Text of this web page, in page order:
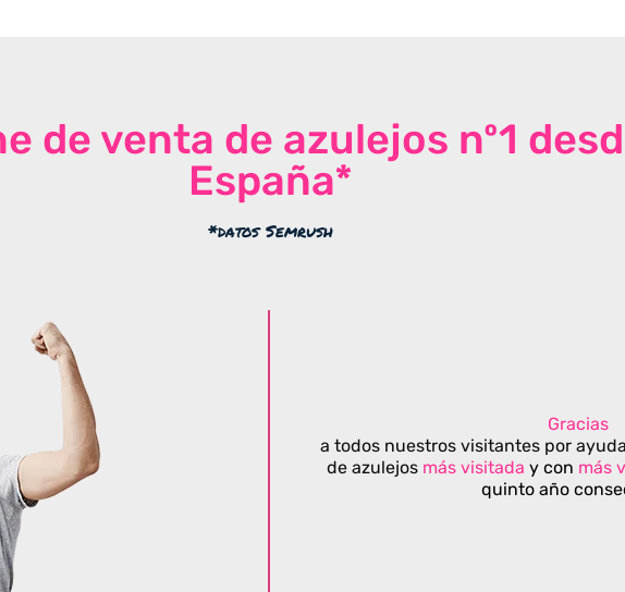
de venta de azulejos nº1
España*
*datos Semrush
Gracias
a todos nuestros visitantes por
de azulejos más visitada y con más
quinto año